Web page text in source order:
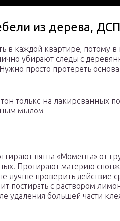
из дерева,
в каждой квартире, потому в
убирают следы с
просто протереть
только на лакированных
мылом
пятна «Момента» от
Протирают материю
лучше проверить действие
постирать с раствором
удаления большей части